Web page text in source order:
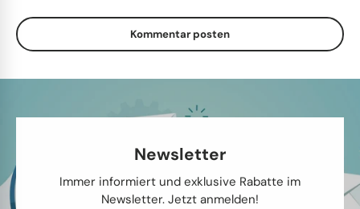
Kommentar posten
Newsletter
Immer informiert und exklusive Rabatte im
Newsletter. Jetzt anmelden!